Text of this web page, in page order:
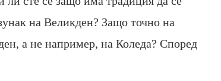
на Великден? Защо точно на
а не например, на Коледа? Според